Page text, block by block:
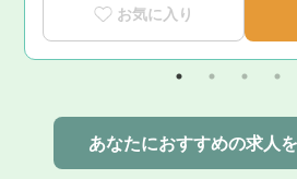
■育休復帰率100％！｜ライフステ
手厚いサポート体制
■新卒3年定着率95.5％｜「社員が
い環境」を追求した実績
お気に入り